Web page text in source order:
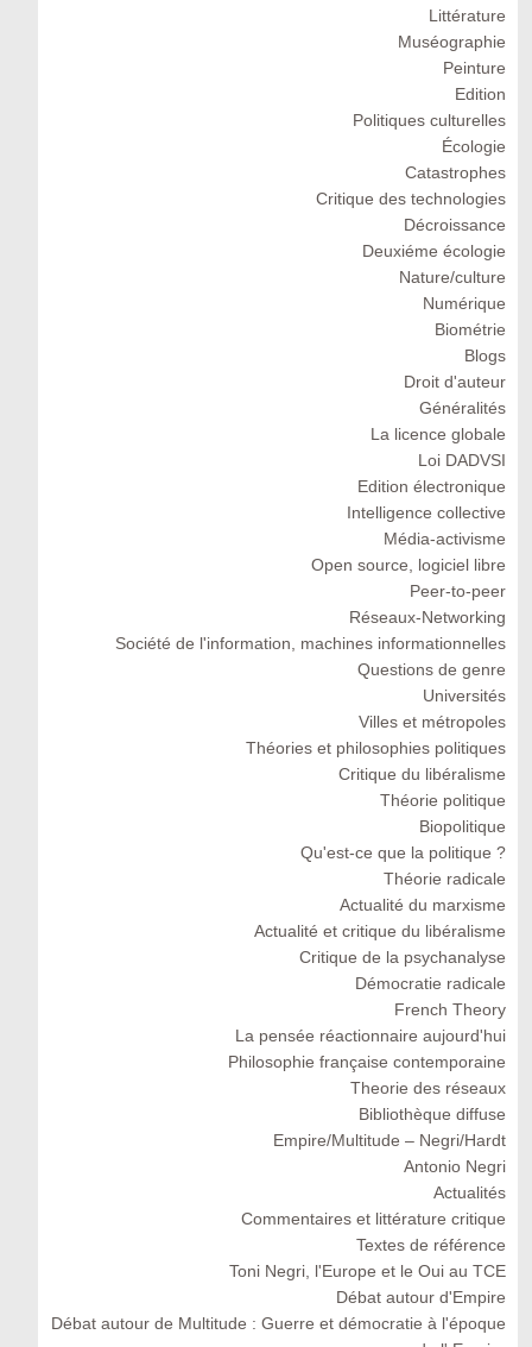
Littérature
Muséographie
Peinture
Edition
Politiques culturelles
Écologie
Catastrophes
Critique des technologies
Décroissance
Deuxiéme écologie
Nature/culture
Numérique
Biométrie
Blogs
Droit d'auteur
Généralités
La licence globale
Loi DADVSI
Edition électronique
Intelligence collective
Média-activisme
Open source, logiciel libre
Peer-to-peer
Réseaux-Networking
Société de l'information, machines informationnelles
Questions de genre
Universités
Villes et métropoles
Théories et philosophies politiques
Critique du libéralisme
Théorie politique
Biopolitique
Qu'est-ce que la politique ?
Théorie radicale
Actualité du marxisme
Actualité et critique du libéralisme
Critique de la psychanalyse
Démocratie radicale
French Theory
La pensée réactionnaire aujourd'hui
Philosophie française contemporaine
Theorie des réseaux
Bibliothèque diffuse
Empire/Multitude – Negri/Hardt
Antonio Negri
Actualités
Commentaires et littérature critique
Textes de référence
Toni Negri, l'Europe et le Oui au TCE
Débat autour d'Empire
Débat autour de Multitude : Guerre et démocratie à l'époque